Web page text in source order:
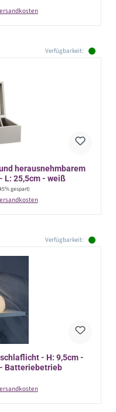
Verfügbarkeit:
herausnehmbarem
L: 25,5cm - weiß
gespart)
Verfügbarkeit:
- H: 9,5cm -
Batteriebetrieb
Preis: